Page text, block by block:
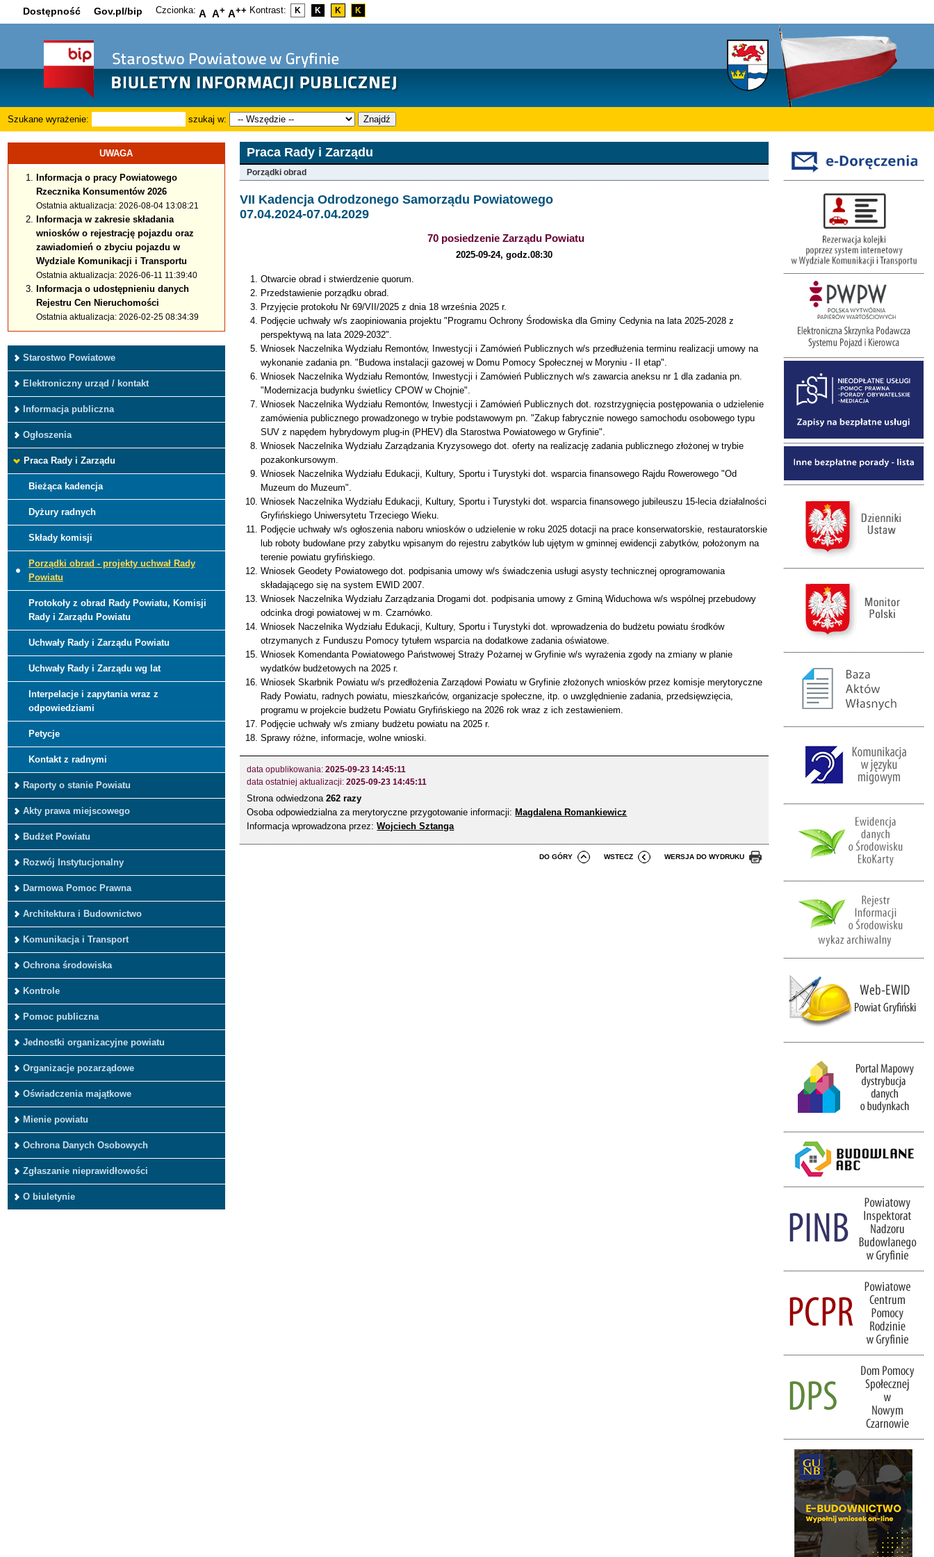
Dostępność Gov.pl/bip Czcionka: A A+ A++ Kontrast: K K K K
Szukane wyrażenie: szukaj w: Znajdź
UWAGA
Informacja o pracy Powiatowego
Rzecznika Konsumentów 2026
Ostatnia aktualizacja: 2026-08-04 13:08:21
Informacja w zakresie składania
wniosków o rejestrację pojazdu oraz
zawiadomień o zbyciu pojazdu w
Wydziale Komunikacji i Transportu
Ostatnia aktualizacja: 2026-06-11 11:39:40
Informacja o udostępnieniu danych
Rejestru Cen Nieruchomości
Ostatnia aktualizacja: 2026-02-25 08:34:39
Starostwo Powiatowe
Elektroniczny urząd / kontakt
Informacja publiczna
Ogłoszenia
Praca Rady i Zarządu
Bieżąca kadencja
Dyżury radnych
Składy komisji
Porządki obrad - projekty uchwał Rady
Powiatu
Protokoły z obrad Rady Powiatu, Komisji
Rady i Zarządu Powiatu
Uchwały Rady i Zarządu Powiatu
Uchwały Rady i Zarządu wg lat
Interpelacje i zapytania wraz z
odpowiedziami
Petycje
Kontakt z radnymi
Raporty o stanie Powiatu
Akty prawa miejscowego
Budżet Powiatu
Rozwój Instytucjonalny
Darmowa Pomoc Prawna
Architektura i Budownictwo
Komunikacja i Transport
Ochrona środowiska
Kontrole
Pomoc publiczna
Jednostki organizacyjne powiatu
Organizacje pozarządowe
Oświadczenia majątkowe
Mienie powiatu
Ochrona Danych Osobowych
Zgłaszanie nieprawidłowości
O biuletynie
Praca Rady i Zarządu
Porządki obrad
VII Kadencja Odrodzonego Samorządu Powiatowego
07.04.2024-07.04.2029
70 posiedzenie Zarządu Powiatu
2025-09-24, godz.08:30
Otwarcie obrad i stwierdzenie quorum.
Przedstawienie porządku obrad.
Przyjęcie protokołu Nr 69/VII/2025 z dnia 18 września 2025 r.
Podjęcie uchwały w/s zaopiniowania projektu "Programu Ochrony Środowiska dla Gminy Cedynia na lata 2025-2028 z
perspektywą na lata 2029-2032".
Wniosek Naczelnika Wydziału Remontów, Inwestycji i Zamówień Publicznych w/s przedłużenia terminu realizacji umowy na
wykonanie zadania pn. "Budowa instalacji gazowej w Domu Pomocy Społecznej w Moryniu - II etap".
Wniosek Naczelnika Wydziału Remontów, Inwestycji i Zamówień Publicznych w/s zawarcia aneksu nr 1 dla zadania pn.
"Modernizacja budynku świetlicy CPOW w Chojnie".
Wniosek Naczelnika Wydziału Remontów, Inwestycji i Zamówień Publicznych dot. rozstrzygnięcia postępowania o udzielenie
zamówienia publicznego prowadzonego w trybie podstawowym pn. "Zakup fabrycznie nowego samochodu osobowego typu
SUV z napędem hybrydowym plug-in (PHEV) dla Starostwa Powiatowego w Gryfinie".
Wniosek Naczelnika Wydziału Zarządzania Kryzysowego dot. oferty na realizację zadania publicznego złożonej w trybie
pozakonkursowym.
Wniosek Naczelnika Wydziału Edukacji, Kultury, Sportu i Turystyki dot. wsparcia finansowego Rajdu Rowerowego "Od
Muzeum do Muzeum".
Wniosek Naczelnika Wydziału Edukacji, Kultury, Sportu i Turystyki dot. wsparcia finansowego jubileuszu 15-lecia działalności
Gryfińskiego Uniwersytetu Trzeciego Wieku.
Podjęcie uchwały w/s ogłoszenia naboru wniosków o udzielenie w roku 2025 dotacji na prace konserwatorskie, restauratorskie
lub roboty budowlane przy zabytku wpisanym do rejestru zabytków lub ujętym w gminnej ewidencji zabytków, położonym na
terenie powiatu gryfińskiego.
Wniosek Geodety Powiatowego dot. podpisania umowy w/s świadczenia usługi asysty technicznej oprogramowania
składającego się na system EWID 2007.
Wniosek Naczelnika Wydziału Zarządzania Drogami dot. podpisania umowy z Gminą Widuchowa w/s wspólnej przebudowy
odcinka drogi powiatowej w m. Czarnówko.
Wniosek Naczelnika Wydziału Edukacji, Kultury, Sportu i Turystyki dot. wprowadzenia do budżetu powiatu środków
otrzymanych z Funduszu Pomocy tytułem wsparcia na dodatkowe zadania oświatowe.
Wniosek Komendanta Powiatowego Państwowej Straży Pożarnej w Gryfinie w/s wyrażenia zgody na zmiany w planie
wydatków budżetowych na 2025 r.
Wniosek Skarbnik Powiatu w/s przedłożenia Zarządowi Powiatu w Gryfinie złożonych wniosków przez komisje merytoryczne
Rady Powiatu, radnych powiatu, mieszkańców, organizacje społeczne, itp. o uwzględnienie zadania, przedsięwzięcia,
programu w projekcie budżetu Powiatu Gryfińskiego na 2026 rok wraz z ich zestawieniem.
Podjęcie uchwały w/s zmiany budżetu powiatu na 2025 r.
Sprawy różne, informacje, wolne wnioski.
data opublikowania:2025-09-23 14:45:11
data ostatniej aktualizacji:2025-09-23 14:45:11
Strona odwiedzona262 razy
Osoba odpowiedzialna za merytoryczne przygotowanie informacji: Magdalena Romankiewicz
Informacja wprowadzona przez:Wojciech Sztanga
DO GÓRY WSTECZ WERSJA DO WYDRUKU